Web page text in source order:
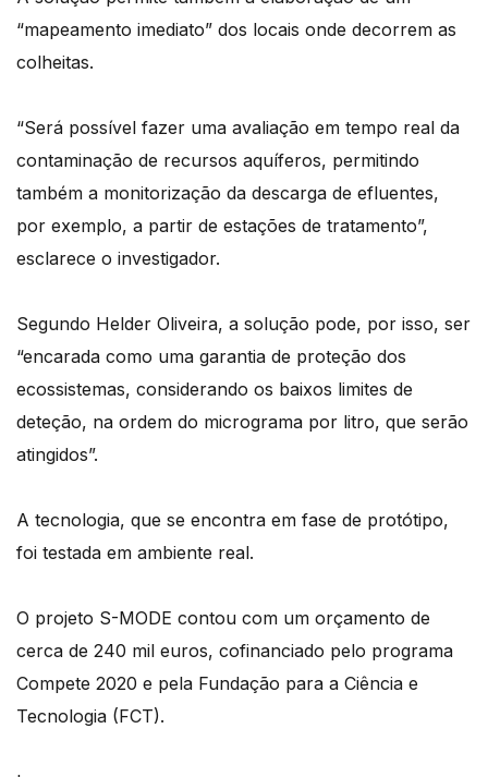
“mapeamento imediato” dos locais onde decorrem as
colheitas.
“Será possível fazer uma avaliação em tempo real da
contaminação de recursos aquíferos, permitindo
também a monitorização da descarga de efluentes,
por exemplo, a partir de estações de tratamento”,
esclarece o investigador.
Segundo Helder Oliveira, a solução pode, por isso, ser
“encarada como uma garantia de proteção dos
ecossistemas, considerando os baixos limites de
deteção, na ordem do micrograma por litro, que serão
atingidos”.
A tecnologia, que se encontra em fase de protótipo,
foi testada em ambiente real.
O projeto S-MODE contou com um orçamento de
cerca de 240 mil euros, cofinanciado pelo programa
Compete 2020 e pela Fundação para a Ciência e
Tecnologia (FCT).